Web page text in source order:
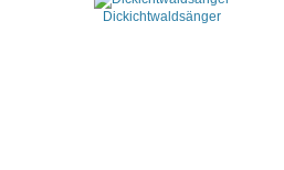
Dickichtwaldsänger